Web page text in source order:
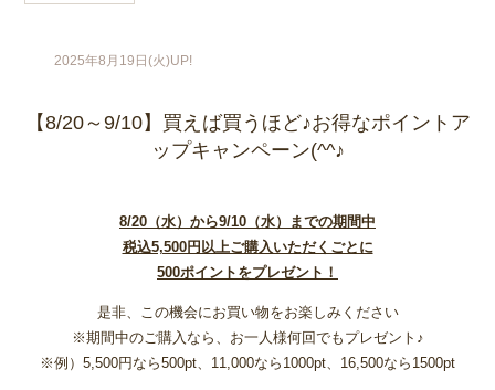
2025年8月19日(火)UP!
【8/20～9/10】買えば買うほど♪お得なポイントア
ップキャンペーン(^^♪
8/20（水）から9/10（水）までの期間中
税込5,500円以上ご購入いただくごとに
500ポイントをプレゼント！
是非、この機会にお買い物をお楽しみください
※期間中のご購入なら、お一人様何回でもプレゼント♪
※例）5,500円なら500pt、11,000なら1000pt、16,500なら1500pt